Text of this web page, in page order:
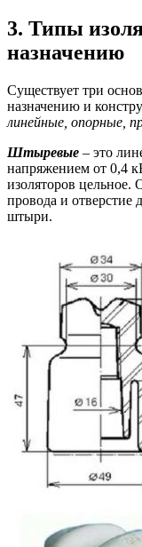
3. Типы
назначению
Существует три
назначению и
линейные, опорные,
Штыревые – это
напряжением от 0,4
изоляторов цельное.
провода и отверстие
штыри.